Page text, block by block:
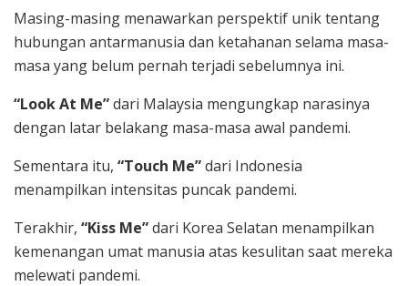
Masing-masing menawarkan perspektif unik tentang
hubungan antarmanusia dan ketahanan selama masa-
masa yang belum pernah terjadi sebelumnya ini.
“Look At Me”dari Malaysia mengungkap narasinya
dengan latar belakang masa-masa awal pandemi.
Sementara itu, “Touch Me”dari Indonesia
menampilkan intensitas puncak pandemi.
Terakhir, “Kiss Me”dari Korea Selatan menampilkan
kemenangan umat manusia atas kesulitan saat mereka
melewati pandemi.